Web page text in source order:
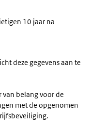
10 jaar na
deze gegevens aan te
van belang voor de
met de opgenomen